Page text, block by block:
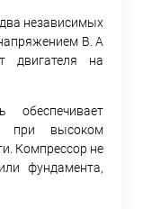
независимых
В. А
двигателя на
при высоком
Компрессор не
фундамента,